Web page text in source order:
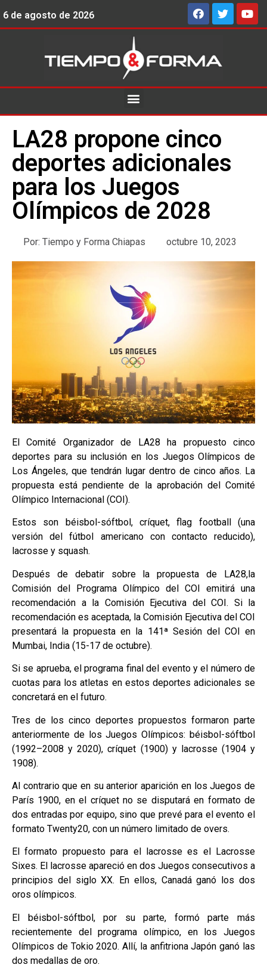
6 de agosto de 2026
LA28 propone cinco
deportes adicionales
para los Juegos
Olímpicos de 2028
Por: Tiempo y Forma Chiapas octubre 10, 2023
El Comité Organizador de LA28 ha propuesto cinco
deportes para su inclusión en los Juegos Olímpicos de
Los Ángeles, que tendrán lugar dentro de cinco años. La
propuesta está pendiente de la aprobación del Comité
Olímpico Internacional (COI).
Estos son béisbol-sóftbol, críquet, flag football (una
versión del fútbol americano con contacto reducido),
lacrosse y squash.
Después de debatir sobre la propuesta de LA28,la
Comisión del Programa Olímpico del COI emitirá una
recomendación a la Comisión Ejecutiva del COI. Si la
recomendación es aceptada, la Comisión Ejecutiva del COI
presentará la propuesta en la 141ª Sesión del COI en
Mumbai, India (15-17 de octubre).
Si se aprueba, el programa final del evento y el número de
cuotas para los atletas en estos deportes adicionales se
concretará en el futuro.
Tres de los cinco deportes propuestos formaron parte
anteriormente de los Juegos Olímpicos: béisbol-sóftbol
(1992–2008 y 2020), críquet (1900) y lacrosse (1904 y
1908).
Al contrario que en su anterior aparición en los Juegos de
París 1900, en el críquet no se disputará en formato de
dos entradas por equipo, sino que prevé para el evento el
formato Twenty20, con un número limitado de overs.
El formato propuesto para el lacrosse es el Lacrosse
Sixes. El lacrosse apareció en dos Juegos consecutivos a
principios del siglo XX. En ellos, Canadá ganó los dos
oros olímpicos.
El béisbol-sóftbol, por su parte, formó parte más
recientemente del programa olímpico, en los Juegos
Olímpicos de Tokio 2020. Allí, la anfitriona Japón ganó las
dos medallas de oro.